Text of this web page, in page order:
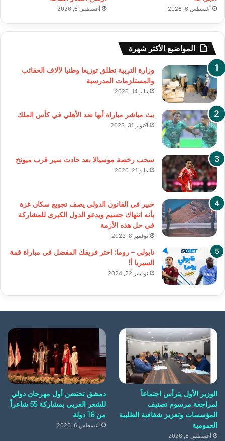
أغسطس 6, 2026 أغسطس 6, 2026
المواضيع الأكثر شهرة
وزارة التربية تطلق توزيعا وطنيا لآلاف الحقائب
والمستلزمات المدرسية
يناير 14, 2026
بث مباشر مباراة أبها ضد الأهلي في كأس الملك
أكتوبر 31, 2023
سحب رخصة موسيالا بعد حادث سير قرب ميونخ
مايو 21, 2026
خبير في القانون الدولي يصف تجويع سكان غزة
بأنه انتهاك جسيم ويدعو الدول الكبرى للمشاركة
في حل هذه الأزمة
نوفمبر 8, 2023
نابولي – روما: اختر فريقك المفضل في مباراة قمة
السيريا أ!
نوفمبر 22, 2024
الوزير الأول يترأس اجتماعاً
لمراجعة مرسوم تصنيف
المؤسسات وتعزيز شفافية الطلبية
العمومية
أغسطس 6, 2026
دمشق تحتضن أول مهرجان دولي
للشعر العربي بمشاركة 55 شاعراً
من 16 دولة
أغسطس 6, 2026